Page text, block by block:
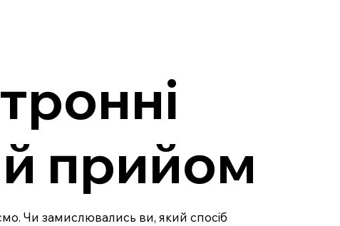
прийом
Чи замислювались ви, який спосіб